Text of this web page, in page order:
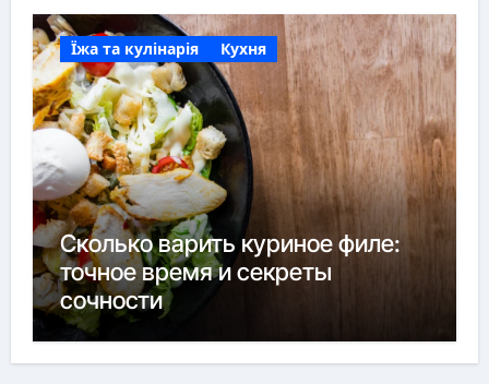
Їжа та кулінарія Кухня
Сколько варить куриное филе:
точное время и секреты
сочности